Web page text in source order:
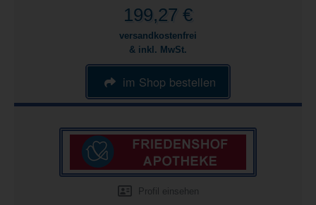
199,27 €
versandkostenfrei
& inkl. MwSt.
im Shop bestellen
Profil einsehen